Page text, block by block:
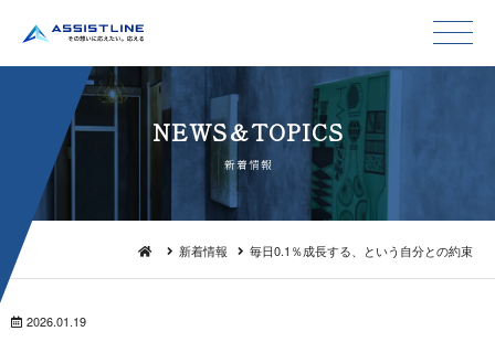
NEWS＆TO P I C S
新 着 情 報
新着情報 毎日0.1％成長する、という自分との約束
2026.01.19